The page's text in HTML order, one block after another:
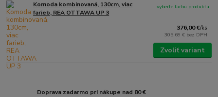
Komoda kombinovaná, 130cm, viac
farieb, REA OTTAWA UP 3
376,00 €/ks
305,69 € bez DPH
vyberte farbu produktu
Zvoliť variant
Doprava zadarmo pri nákupe nad 80 €